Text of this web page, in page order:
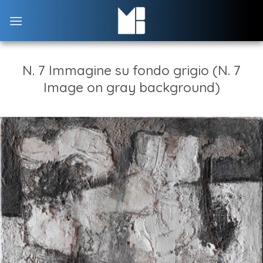
N. 7 Immagine su fondo grigio (N. 7
Image on gray background)